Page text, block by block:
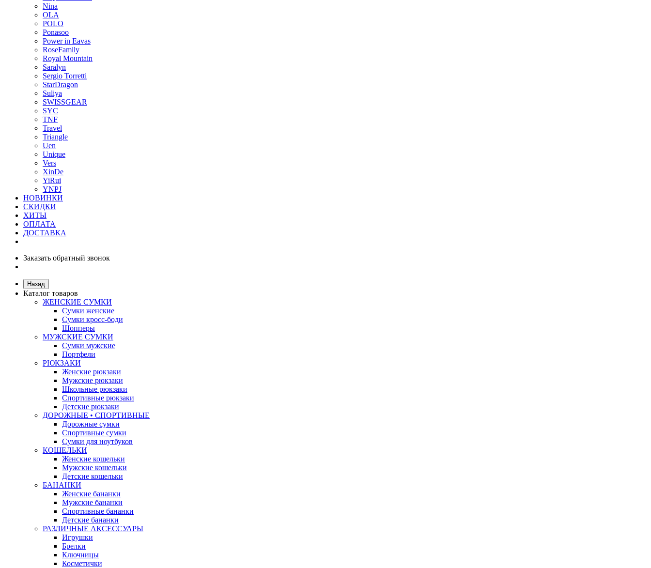
Nina
OLA
POLO
Ponasoo
Power in Eavas
RoseFamily
Royal Mountain
Saralyn
Sergio Torretti
StarDragon
Suliya
SWISSGEAR
SYC
TNF
Travel
Triangle
Uen
Unique
Vers
XinDe
YiRui
YNPJ
НОВИНКИ
СКИДКИ
ХИТЫ
ОПЛАТА
ДОСТАВКА
Заказать обратный звонок
Назад
Каталог товаров
ЖЕНСКИЕ СУМКИ
Сумки женские
Сумки кросс-боди
Шопперы
МУЖСКИЕ СУМКИ
Сумки мужские
Портфели
РЮКЗАКИ
Женские рюкзаки
Мужские рюкзаки
Школьные рюкзаки
Спортивные рюкзаки
Детские рюкзаки
ДОРОЖНЫЕ • СПОРТИВНЫЕ
Дорожные сумки
Спортивные сумки
Сумки для ноутбуков
КОШЕЛЬКИ
Женские кошельки
Мужские кошельки
Детские кошельки
БАНАНКИ
Женские бананки
Мужские бананки
Спортивные бананки
Детские бананки
РАЗЛИЧНЫЕ АКСЕССУАРЫ
Игрушки
Брелки
Ключницы
Косметички